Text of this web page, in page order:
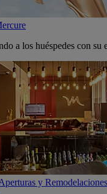
a los huéspedes con su
y